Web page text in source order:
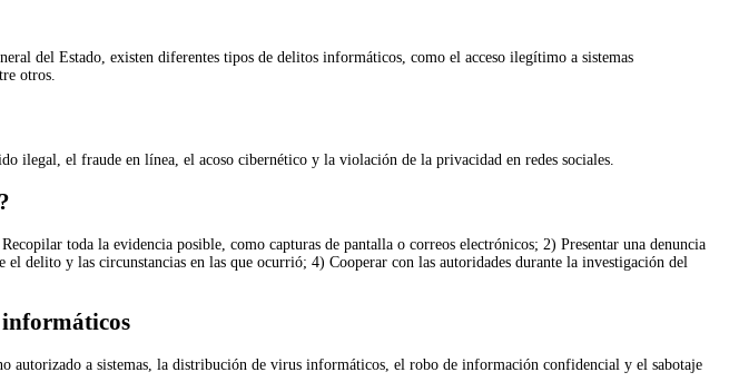
del Estado, existen diferentes tipos de delitos informáticos, como el acceso ilegítimo a sistemas
otros.
ilegal, el fraude en línea, el acoso cibernético y la violación de la privacidad en redes sociales.
toda la evidencia posible, como capturas de pantalla o correos electrónicos; 2) Presentar una denuncia
delito y las circunstancias en las que ocurrió; 4) Cooperar con las autoridades durante la investigación del
informáticos
autorizado a sistemas, la distribución de virus informáticos, el robo de información confidencial y el sabotaje